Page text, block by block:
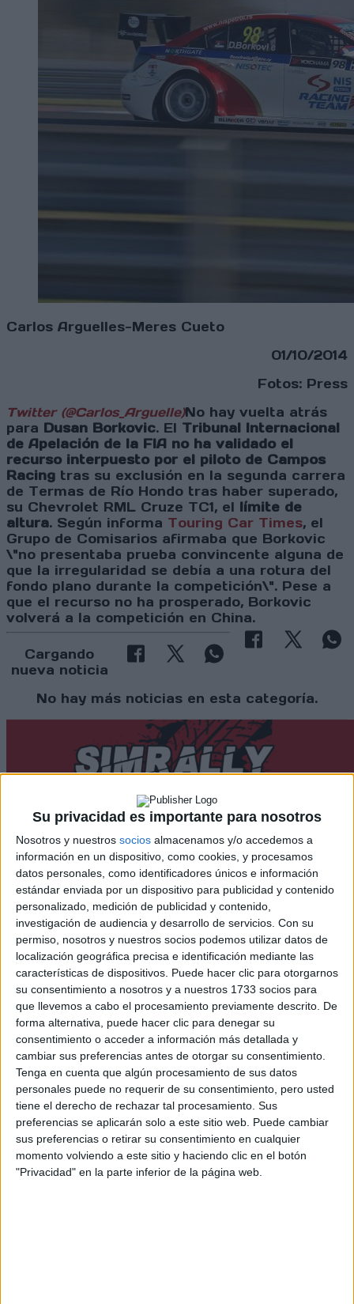
Su privacidad es importante para nosotros
Nosotros y nuestros socios almacenamos y/o accedemos a
información en un dispositivo, como cookies, y procesamos
datos personales, como identificadores únicos e información
estándar enviada por un dispositivo para publicidad y contenido
personalizado, medición de publicidad y contenido,
investigación de audiencia y desarrollo de servicios. Con su
permiso, nosotros y nuestros socios podemos utilizar datos de
localización geográfica precisa e identificación mediante las
características de dispositivos. Puede hacer clic para otorgarnos
su consentimiento a nosotros y a nuestros 1733 socios para
que llevemos a cabo el procesamiento previamente descrito. De
forma alternativa, puede hacer clic para denegar su
consentimiento o acceder a información más detallada y
cambiar sus preferencias antes de otorgar su consentimiento.
Tenga en cuenta que algún procesamiento de sus datos
personales puede no requerir de su consentimiento, pero usted
tiene el derecho de rechazar tal procesamiento. Sus
preferencias se aplicarán solo a este sitio web. Puede cambiar
sus preferencias o retirar su consentimiento en cualquier
momento volviendo a este sitio y haciendo clic en el botón
"Privacidad" en la parte inferior de la página web.
Carlos Arguelles-Meres Cueto
01/10/2014
Fotos: Press
Twitter (@Carlos_Arguelle)No hay vuelta atrás
para Dusan Borkovic. El Tribunal Internacional
de Apelación de la FIA no ha validado el
recurso interpuesto por el piloto de Campos
Racing tras su exclusión en la segunda carrera
de Termas de Río Hondo tras haber superado,
su Chevrolet RML Cruze TC1, el límite de
altura. Según informa Touring Car Times, el
Grupo de Comisarios afirmaba que Borkovic
\"no presentaba prueba convincente alguna de
que la irregularidad se debía a una rotura del
fondo plano durante la competición\". Pese a
que el recurso no ha prosperado, Borkovic
volverá a la competición en China.
Cargando
nueva noticia
No hay más noticias en esta categoría.
Rallyes
WRC
S-CER
ERC
CERA
CERT
Internacionales
Campeonatos Autonómicos
Históricos
Dakar
RallyCross
Circuitos
F1
Fórmula E
F2 / F3 / F4
Resistencia
Indycar
Otros